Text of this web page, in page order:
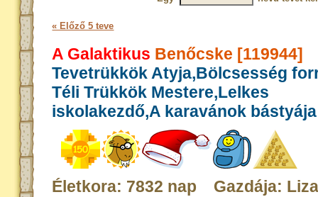
« Előző 5 teve
A Galaktikus Benőcske [119944]
Tevetrükkök Atyja,Bölcsesség
Téli Trükkök Mestere,Lelkes
iskolakezdő,A karavánok bástyája
Életkora: 7832 nap Gazdája: